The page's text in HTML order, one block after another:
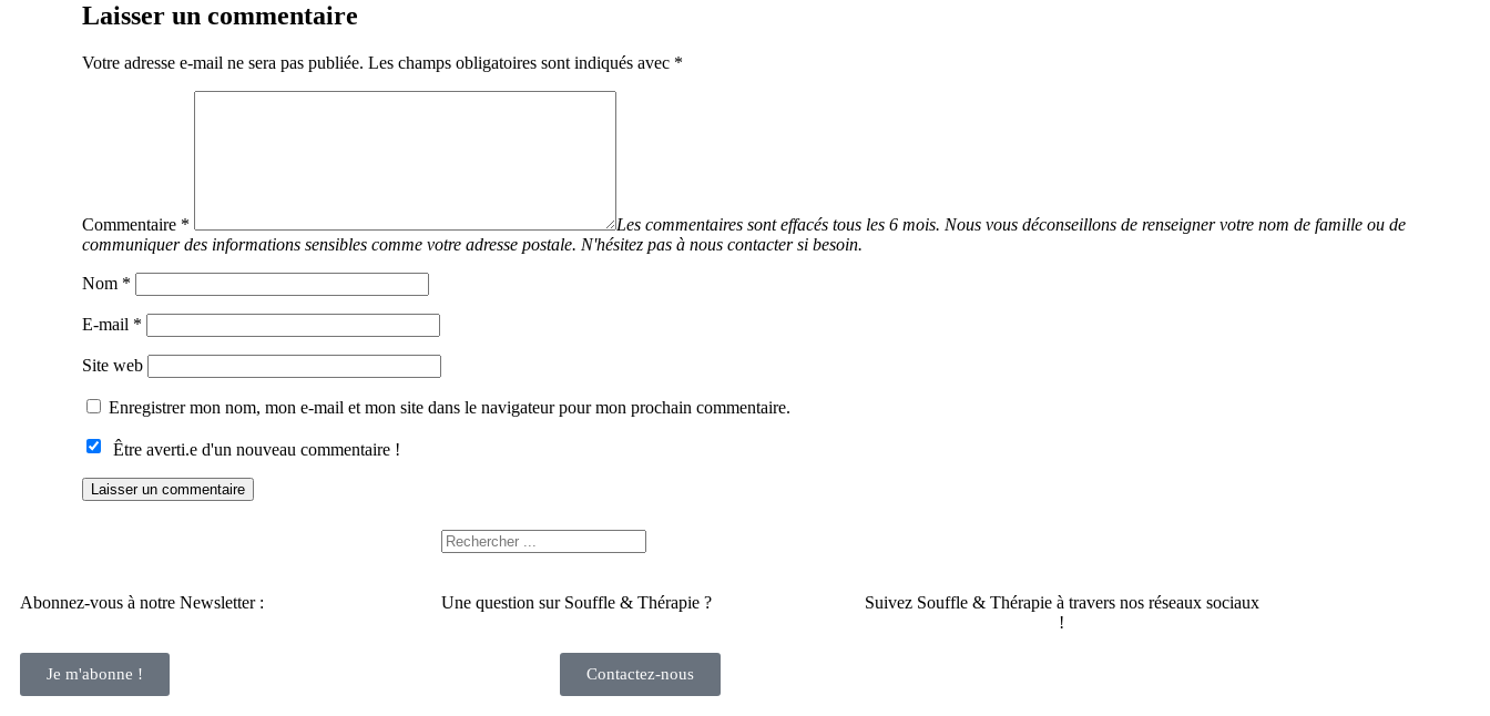
Laisser un commentaire
Votre adresse e-mail ne sera pas publiée. Les champs obligatoires sont indiqués avec *
Commentaire *
Nom *
E-mail *
Site web
Enregistrer mon nom, mon e-mail et mon site dans le navigateur pour mon prochain commentaire.
Être averti.e d'un nouveau commentaire !
Abonnez-vous à notre Newsletter :
Je m'abonne !
Une question sur Souffle & Thérapie ?
Contactez-nous
Suivez Souffle & Thérapie à travers nos réseaux sociaux
!